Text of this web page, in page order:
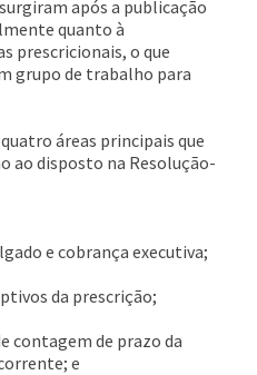
após a publicação
quanto à
prescricionais, o que
grupo de trabalho para
áreas principais que
ao disposto na Resolução-
e cobrança executiva;
da prescrição;
contagem de prazo da
e